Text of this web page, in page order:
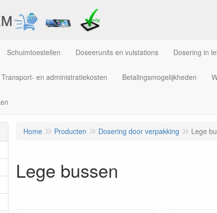
Schuimtoestellen Doseerunits en vulstations Dosering in
Transport- en administratiekosten Betalingsmogelijkheden
Home Producten Dosering door verpakking Lege
Lege bussen